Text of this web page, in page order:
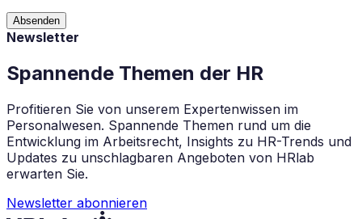
Absenden
Newsletter
Spannende Themen der HR
Profitieren Sie von unserem Expertenwissen im
Personalwesen. Spannende Themen rund um die
Entwicklung im Arbeitsrecht, Insights zu HR-Trends und
Updates zu unschlagbaren Angeboten von HRlab
erwarten Sie.
Newsletter abonnieren